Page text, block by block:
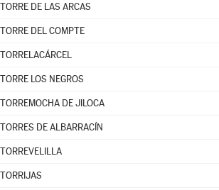
TORRE DE LAS ARCAS
TORRE DEL COMPTE
TORRELACÁRCEL
TORRE LOS NEGROS
TORREMOCHA DE JILOCA
TORRES DE ALBARRACÍN
TORREVELILLA
TORRIJAS